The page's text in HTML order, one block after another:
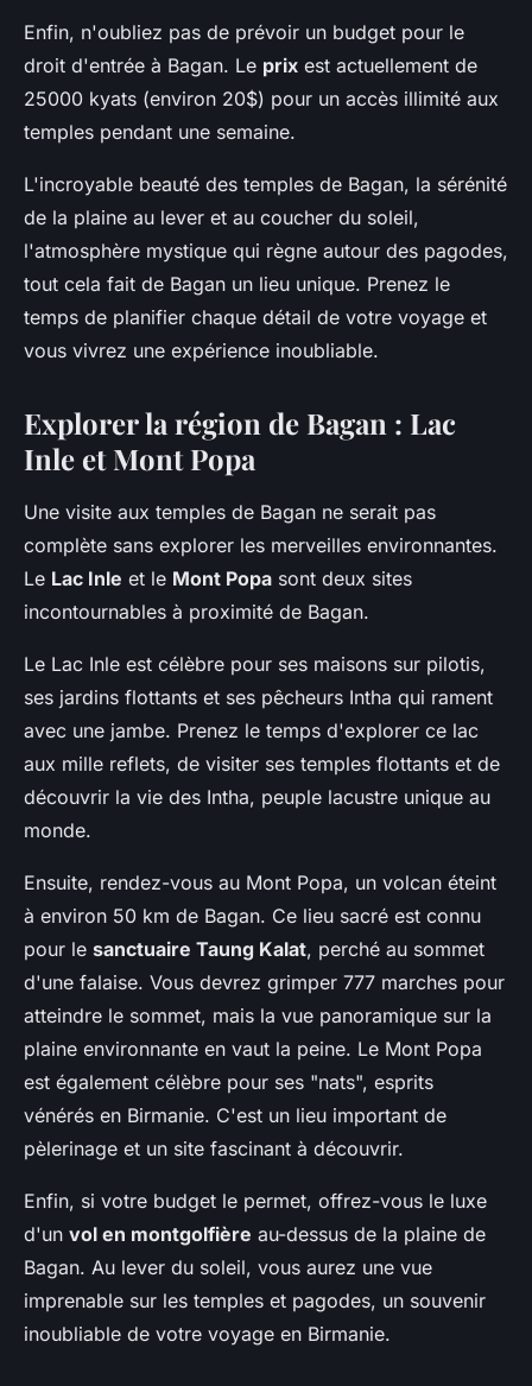
Enfin, n'oubliez pas de prévoir un budget pour le
droit d'entrée à Bagan. Le prix est actuellement de
25000 kyats (environ 20$) pour un accès illimité aux
temples pendant une semaine.
L'incroyable beauté des temples de Bagan, la sérénité
de la plaine au lever et au coucher du soleil,
l'atmosphère mystique qui règne autour des pagodes,
tout cela fait de Bagan un lieu unique. Prenez le
temps de planifier chaque détail de votre voyage et
vous vivrez une expérience inoubliable.
Explorer la région de Bagan : Lac
Inle et Mont Popa
Une visite aux temples de Bagan ne serait pas
complète sans explorer les merveilles environnantes.
Le Lac Inle et le Mont Popa sont deux sites
incontournables à proximité de Bagan.
Le Lac Inle est célèbre pour ses maisons sur pilotis,
ses jardins flottants et ses pêcheurs Intha qui rament
avec une jambe. Prenez le temps d'explorer ce lac
aux mille reflets, de visiter ses temples flottants et de
découvrir la vie des Intha, peuple lacustre unique au
monde.
Ensuite, rendez-vous au Mont Popa, un volcan éteint
à environ 50 km de Bagan. Ce lieu sacré est connu
pour le sanctuaire Taung Kalat, perché au sommet
d'une falaise. Vous devrez grimper 777 marches pour
atteindre le sommet, mais la vue panoramique sur la
plaine environnante en vaut la peine. Le Mont Popa
est également célèbre pour ses "nats", esprits
vénérés en Birmanie. C'est un lieu important de
pèlerinage et un site fascinant à découvrir.
Enfin, si votre budget le permet, offrez-vous le luxe
d'un vol en montgolfière au-dessus de la plaine de
Bagan. Au lever du soleil, vous aurez une vue
imprenable sur les temples et pagodes, un souvenir
inoubliable de votre voyage en Birmanie.